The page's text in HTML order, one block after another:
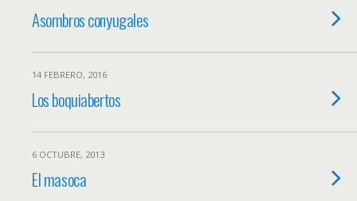
Asombros conyugales
14 FEBRERO, 2016
Los boquiabertos
6 OCTUBRE, 2013
El masoca